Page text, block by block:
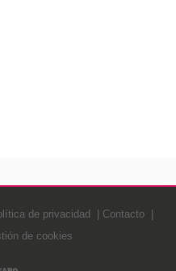
de privacidad
Contacto
de cookies